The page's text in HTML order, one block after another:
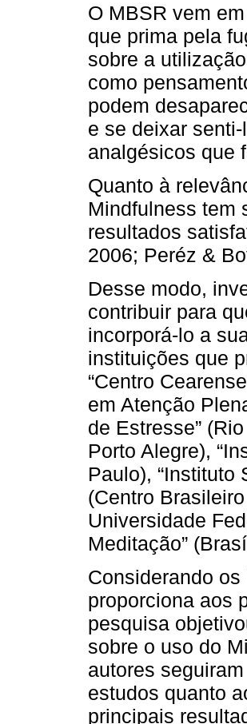
O MBSR vem
que prima pela
sobre a
como
podem
e se deixar
analgésicos que
Quanto à
Mindfulness tem
resultados
2006; Peréz &
Desse modo,
contribuir para
incorporá-lo a
instituições que
“Centro
em Atenção
de Estresse”
Porto Alegre),
Paulo), “Instituto
(Centro
Universidade
Meditação”
Considerando
proporciona aos
pesquisa
sobre o uso do
autores
estudos quanto
principais